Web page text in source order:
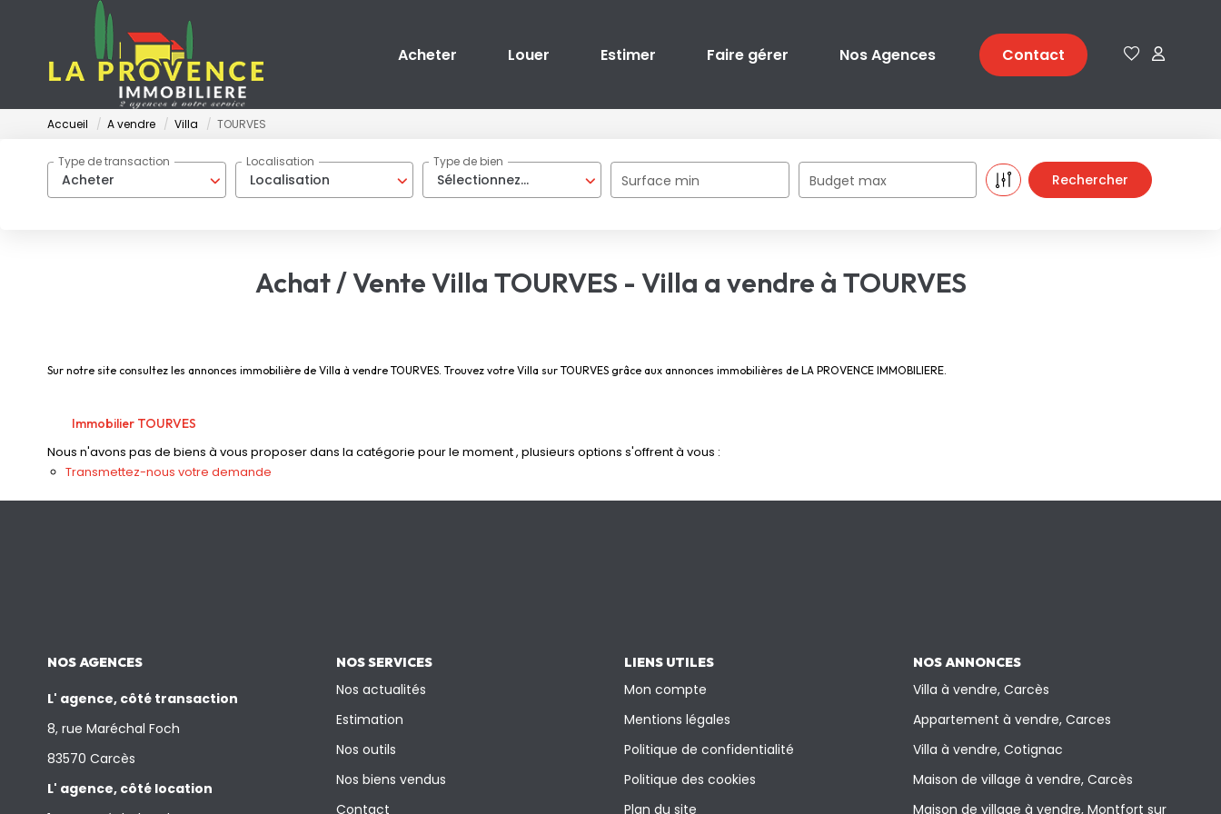
Acheter Louer Estimer Faire gérer Nos Agences Contact
Accueil A vendre Villa TOURVES
Acheter
Type de transaction
Localisation
Localisation
Sélectionnez...
Type de bien
Surface min Budget max
Achat / Vente Villa TOURVES - Villa a vendre à TOURVES
Sur notre site consultez les annonces immobilière de Villa à vendre TOURVES. Trouvez votre Villa sur TOURVES grâce aux annonces immobilières de LA PROVENCE IMMOBILIERE.
Immobilier TOURVES
Nous n'avons pas de biens à vous proposer dans la catégorie pour le moment , plusieurs options s'offrent à vous :
Transmettez-nous votre demande
NOS AGENCES
L' agence, côté transaction
8, rue Maréchal Foch
83570 Carcès
L' agence, côté location
NOS SERVICES
Nos actualités
Estimation
Nos outils
Nos biens vendus
Contact
LIENS UTILES
Mon compte
Mentions légales
Politique de confidentialité
Politique des cookies
Plan du site
NOS ANNONCES
Villa à vendre, Carcès
Appartement à vendre, Carces
Villa à vendre, Cotignac
Maison de village à vendre, Carcès
Maison de village à vendre, Montfort sur